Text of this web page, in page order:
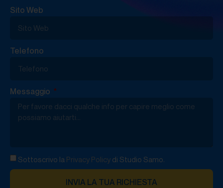
Sito Web
Telefono
Messaggio
Sottoscrivo la Privacy Policy di Studio Samo.
INVIA LA TUA RICHIESTA